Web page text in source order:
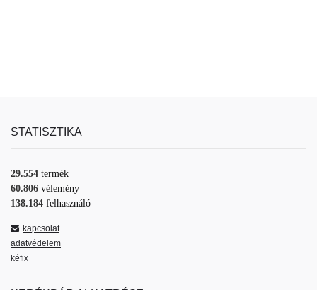
STATISZTIKA
29.554 termék
60.806 vélemény
138.184 felhasználó
kapcsolat
adatvédelem
kéfix